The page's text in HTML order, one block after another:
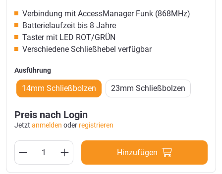
Verbindung mit AccessManager Funk (868MHz)
Batterielaufzeit bis 8 Jahre
Taster mit LED ROT/GRÜN
Verschiedene Schließhebel verfügbar
Ausführung
14mm Schließbolzen 23mm Schließbolzen
Preis nach Login
Jetzt anmelden oder registrieren
Hinzufügen